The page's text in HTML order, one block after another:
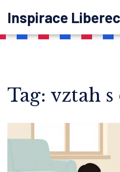
Tag: vztah